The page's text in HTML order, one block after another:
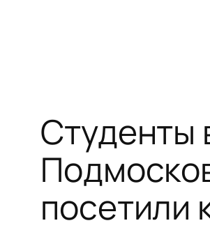
Студенты
посетили